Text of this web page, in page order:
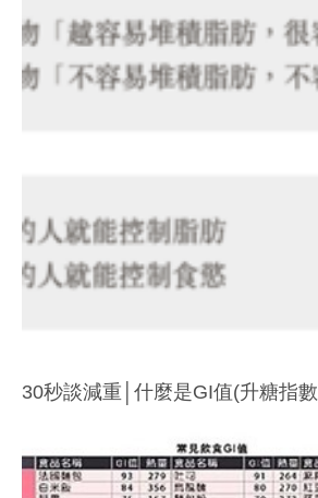
30秒談減重│什麼是GI值(升糖指